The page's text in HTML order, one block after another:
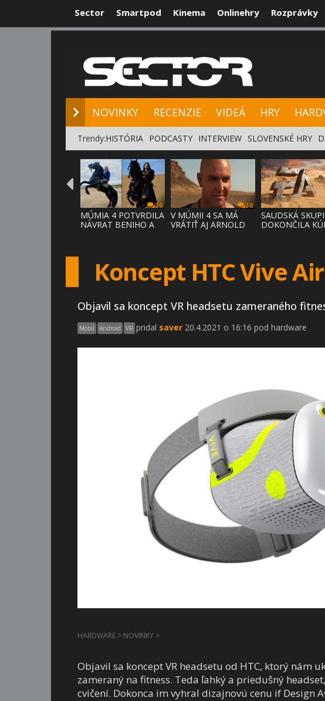
Sector Smartpod Kinema Onlinehry Rozprávky
NOVINKY RECENZIE VIDEÁ HRY
Trendy:HISTÓRIA PODCASTY INTERVIEW SLOVENSKÉ HRY
30
MÚMIA 4 POTVRDILA
NÁVRAT BENIHO A
30
V MÚMII 4 SA MÁ
VRÁTIŤ AJ ARNOLD
SAUDSKÁ
DOKONČILA
Koncept HTC Vive
Objavil sa koncept VR headsetu zameraného
Mobil Android VR pridal saver 20.4.2021 o 16:16 pod hardware
HARDWARE > NOVINKY >
Objavil sa koncept VR headsetu od HTC, ktorý nám
zameraný na fitness. Teda ľahký a priedušný
cvičení. Dokonca im vyhral dizajnovú cenu if Design